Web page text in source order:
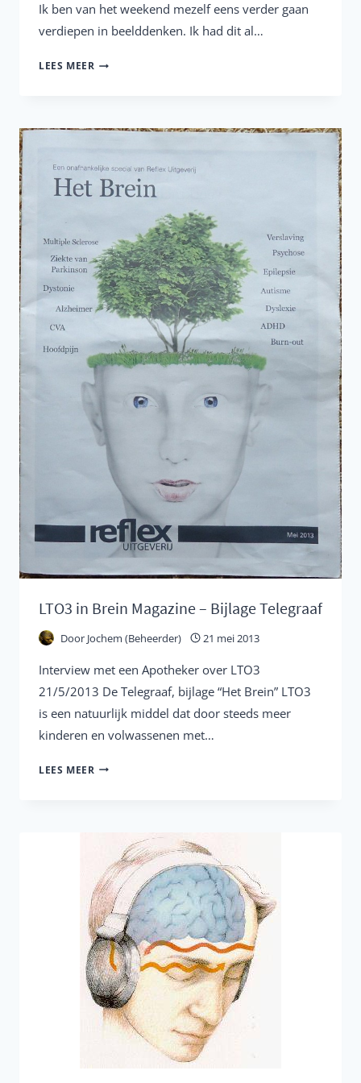
Ik ben van het weekend mezelf eens verder gaan
verdiepen in beelddenken. Ik had dit al…
LEES MEER BEELDDENKEN
LTO3 in Brein Magazine – Bijlage Telegraaf
Door Jochem (Beheerder) 21 mei 2013
Interview met een Apotheker over LTO3
21/5/2013 De Telegraaf, bijlage “Het Brein” LTO3
is een natuurlijk middel dat door steeds meer
kinderen en volwassenen met…
LEES MEER LTO3
BIJLAGE
TELEGRAAF